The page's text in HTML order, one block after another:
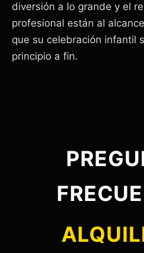
diversión a lo grande y el
profesional están al
que su celebración infantil
principio a fin.